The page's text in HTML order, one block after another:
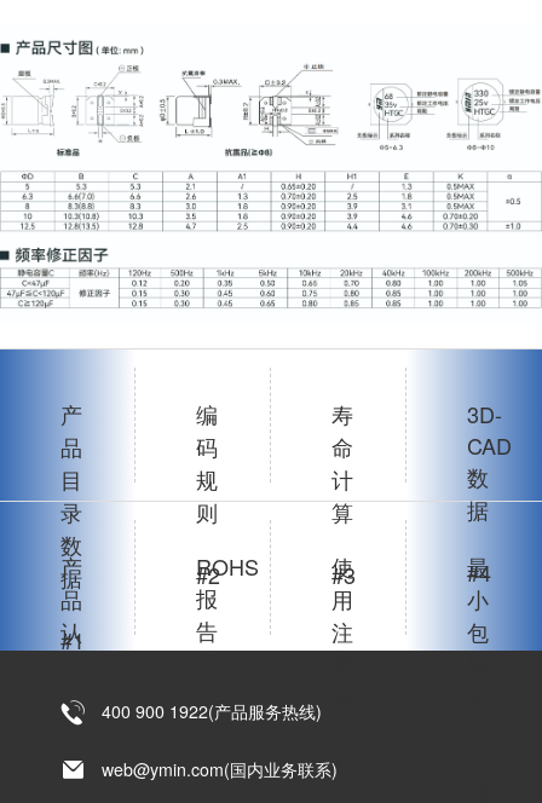
产
品
目
录
数
据
#1
编
码
规
则
#2
寿
命
计
算
#3
3D-
CAD
数
据
#4
产
品
认
#5
ROHS
报
告
#6
使
用
注
#7
最
小
包
400 900 1922(产品服务热线)
web@ymin.com(国内业务联系)